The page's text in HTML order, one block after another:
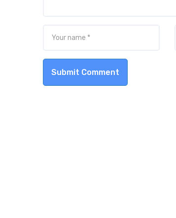
Submit Comment